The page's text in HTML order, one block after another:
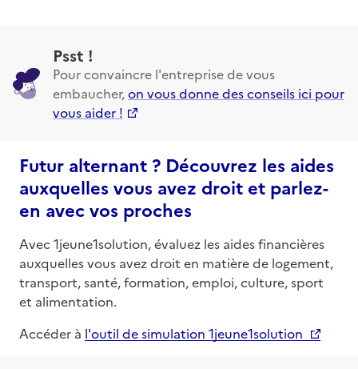
Psst !
Pour convaincre l'entreprise de vous
embaucher,on vous donne des conseils ici pour
vous aider !
Futur alternant ? Découvrez les aides
auxquelles vous avez droit et parlez-
en avec vos proches
Avec 1jeune1solution, évaluez les aides financières
auxquelles vous avez droit en matière de logement,
transport, santé, formation, emploi, culture, sport
et alimentation.
Accéder à l'outil de simulation 1jeune1solution